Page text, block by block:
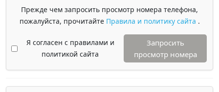
Прежде чем запросить просмотр номера телефона,
пожалуйста, прочитайте Правила и политику сайта .
Я согласен с правилами и
политикой сайта
Запросить
просмотр номера